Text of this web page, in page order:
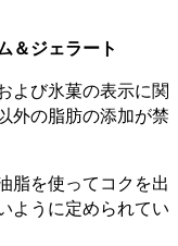
ジェラート
よび氷菓の表示に関
外の脂肪の添加が禁
脂を使ってコクを出
ように定められてい